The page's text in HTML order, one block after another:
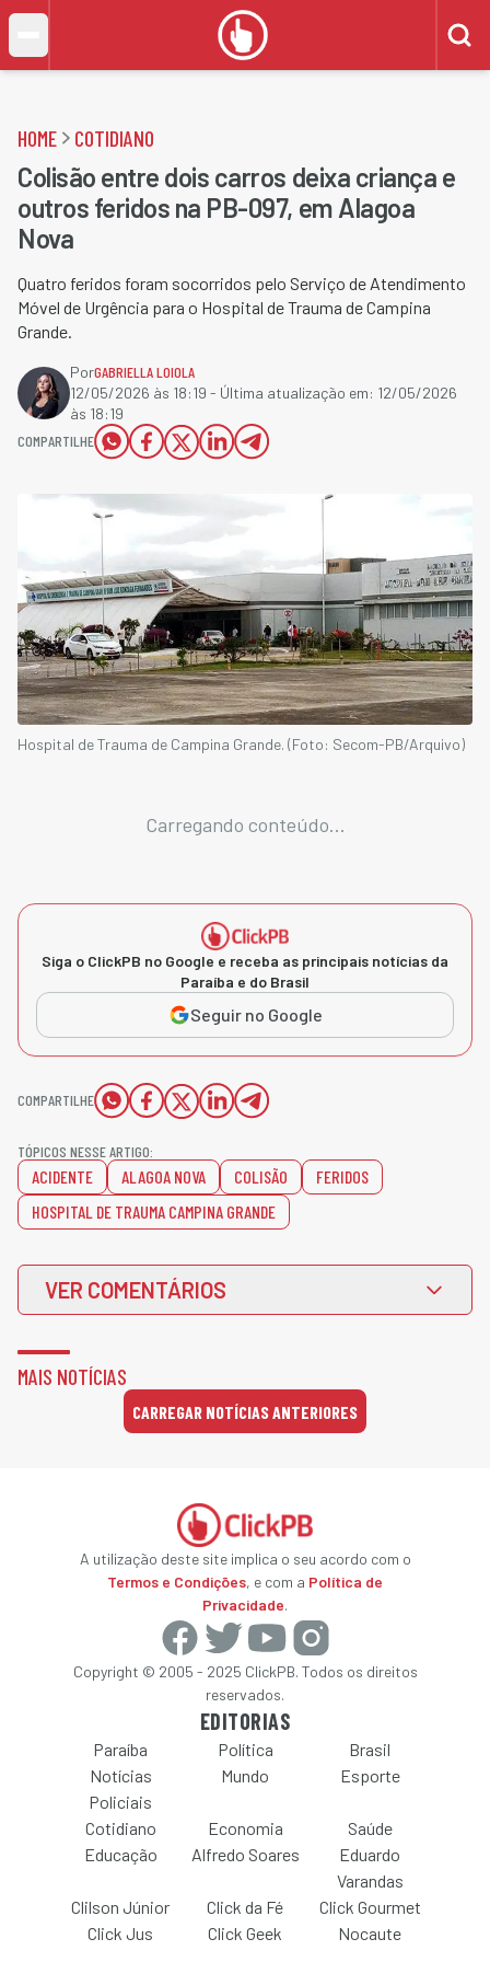
HOME COTIDIANO
Colisão entre dois carros deixa criança e
outros feridos na PB-097, em Alagoa
Nova
Quatro feridos foram socorridos pelo Serviço de Atendimento
Móvel de Urgência para o Hospital de Trauma de Campina
Grande.
PorGABRIELLA LOIOLA
12/05/2026 às 18:19 - Última atualização em: 12/05/2026
às 18:19
COMPARTILHE
Hospital de Trauma de Campina Grande. (Foto: Secom-PB/Arquivo)
Carregando conteúdo...
Siga o ClickPB no Google e receba as principais notícias da
Paraíba e do Brasil
Seguir no Google
COMPARTILHE
TÓPICOS NESSE ARTIGO:
ACIDENTE ALAGOA NOVA COLISÃO
FERIDOS
HOSPITAL DE TRAUMA CAMPINA GRANDE
VER COMENTÁRIOS
MAIS NOTÍCIAS
CARREGAR NOTÍCIAS ANTERIORES
A utilização deste site implica o seu acordo com o
Termos e Condições, e com a Política de
Privacidade.
Copyright © 2005 - 2025 ClickPB. Todos os direitos
reservados.
EDITORIAS
Paraíba Política
Brasil
Notícias
Policiais
Mundo Esporte
Cotidiano Economia
Saúde
Educação
Alfredo Soares
Eduardo
Varandas
Clilson Júnior
Click da Fé
Click Gourmet
Click Jus
Click Geek Nocaute